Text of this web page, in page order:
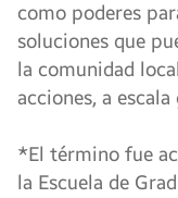
como poderes
soluciones que
la comunidad
acciones, a
*El término fue
la Escuela de